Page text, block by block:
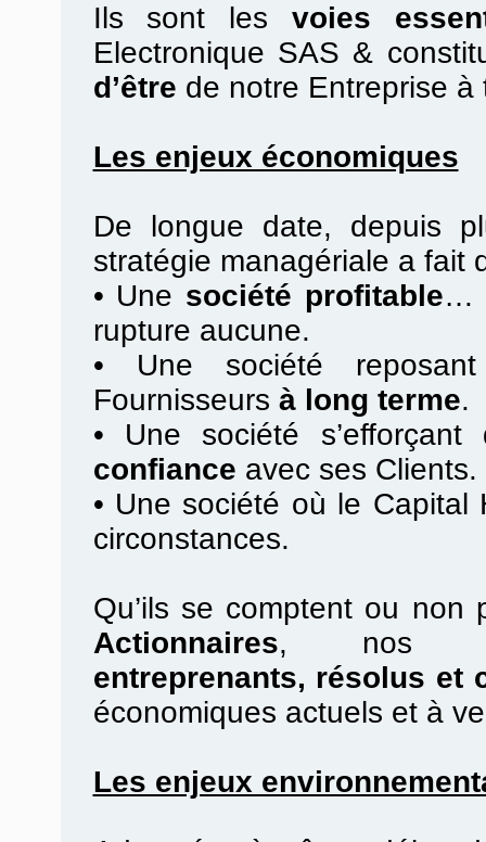
Ils sont les voies
Electronique SAS &
d’être de notre Entreprise à
Les enjeux économiques
De longue date, depuis
stratégie managériale a fait
• Une société profitable…
rupture aucune.
• Une société
Fournisseurs à long terme.
• Une société
confiance avec ses Clients.
• Une société où le Capital
circonstances.
Qu’ils se comptent ou non
Actionnaires, nos
entreprenants, résolus et
économiques actuels et à
Les enjeux